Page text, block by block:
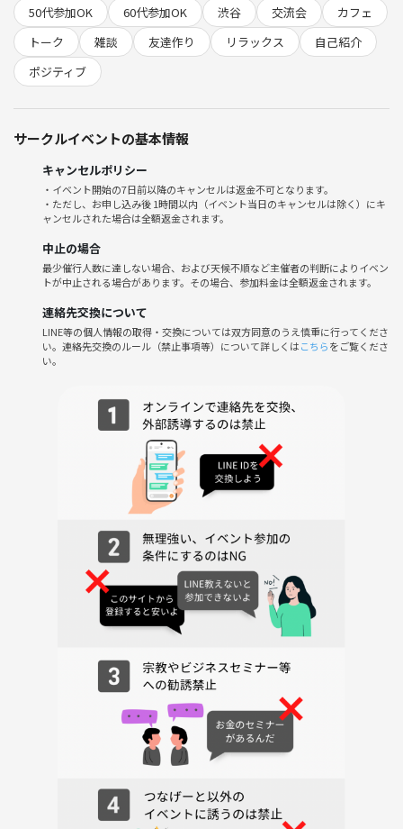
🌱サークルの雰囲気
・初参加やおひとり参加の方ばかり！リラックスして参加できます。
・みんなで「ゆるくポジティブ」をテーマにしており、共感や前向きな
気持ちが得られます🌟
・具体的なメリット例はこちら！
1. “話を聞いてもらえる”満足感が得られる
2. 他の人の幸せエピソードが自分まで嬉しくなる
3. 日常に前向きな視点・新しい発見がもらえる
4. 気軽なおしゃべりを通して新しい友達ができる
5. 身近なことを語るので“共感力”もアップ！
⚠️注意事項⚠️
下記の行為はご遠慮ください。
・勧誘・営業・告知・引き抜き・しつこいナンパ・暴言など
・過度なナンパ行為や迷惑行為
・開催内容や風景写真、動画のSNS等への無許可投稿
サークルやイベントの輪を乱す行動をする方、運営側の指示に従ってい
ただけない方や運営側が参加者様としてふさわしくないと判断した方
参加費の他にご自身の飲食代が別途かかります。
肩の力を抜いて、気軽にちょっとした笑いと幸せを分かち合いません
か？みなさまのご参加をお待ちしています😊
はじめまして。サブクリエーターのゆうこです。
昭和世代ヒゲダンで時が止まっている女性です。
人の話を聞いたり場が和んでいく感じを見守るのが好きです。
下の写真をご覧ください。
そう。逆なんです！店員さんが出してくれた向きで何も疑わず虎🐯だと
私だけじゃない（と信じたい）皆様のエピソードお待ちしています。
ゆくゆくは皆の行ってみたい所に行く会。一人じゃ行けないけど皆なら
行けるぞ会。をやるのが夢です。
50代参加OK
60代参加OK 渋谷 交流会
カフェ
トーク
雑談 友達作り リラックス
自己紹介
ポジティブ
サークルイベントの基本情報
キャンセルポリシー
・イベント開始の7日前以降のキャンセルは返金不可となります。
・ただし、お申し込み後 1時間以内（イベント当日のキャンセルは除く）にキ
ャンセルされた場合は全額返金されます。
中止の場合
最少催行人数に達しない場合、および天候不順など主催者の判断によりイベン
トが中止される場合があります。その場合、参加料金は全額返金されます。
連絡先交換について
LINE等の個人情報の取得・交換については双方同意のうえ慎重に行ってくださ
い。連絡先交換のルール（禁止事項等）について詳しくはこちらをご覧くださ
い。